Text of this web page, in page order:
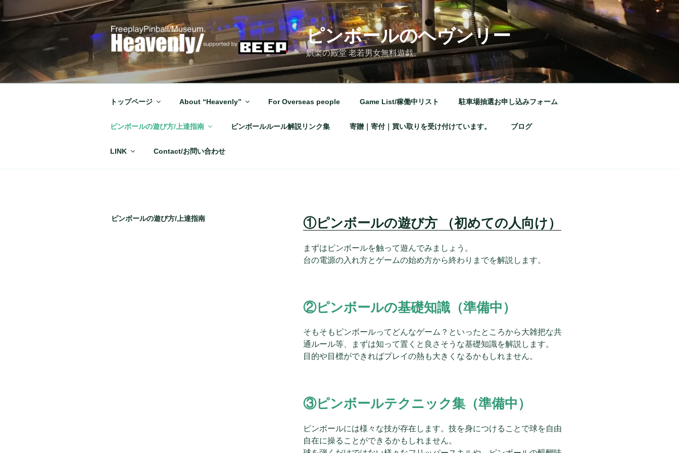
ン
へ
ス
ピンボールのヘヴンリー
娯楽の殿堂 老若男女無料遊戯。
トップページ About “Heavenly” For Overseas people Game List/稼働中リスト 駐車場抽選お申し込みフォーム
ピンボールの遊び方/上達指南 ピンボールルール解説リンク集 寄贈｜寄付｜買い取りを受け付けています。 ブログ
LINK Contact/お問い合わせ
ピンボールの遊び方/上達指南 ①ピンボールの遊び方 （初めての人向け）
まずはピンボールを触って遊んでみましょう。
台の電源の入れ方とゲームの始め方から終わりまでを解説します。
②ピンボールの基礎知識（準備中）
そもそもピンボールってどんなゲーム？といったところから大雑把な共
通ルール等、まずは知って置くと良さそうな基礎知識を解説します。
目的や目標ができればプレイの熱も大きくなるかもしれません。
③ピンボールテクニック集（準備中）
ピンボールには様々な技が存在します。技を身につけることで球を自由
自在に操ることができるかもしれません。